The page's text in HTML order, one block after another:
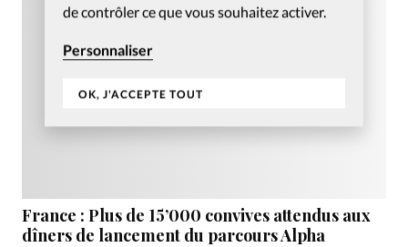
de contrôler ce que vous souhaitez activer.
Personnaliser
OK, J'ACCEPTE TOUT
France : Plus de 15’000 convives attendus aux
dîners de lancement du parcours Alpha